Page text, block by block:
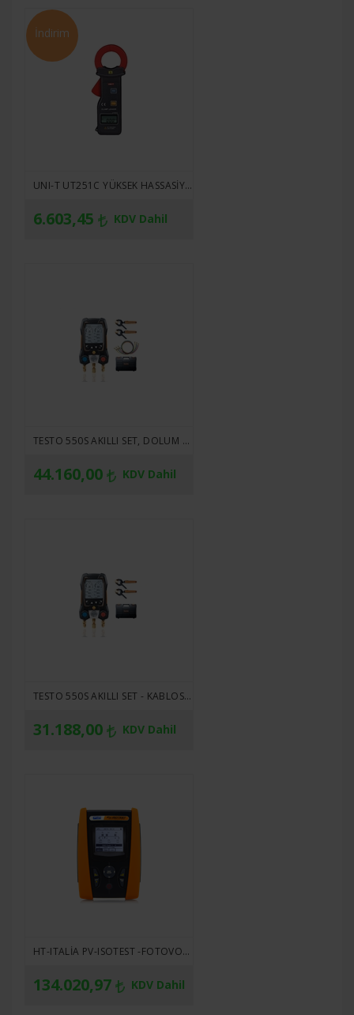
İndirim
UNI-T UT251C YÜKSEK HASSASIYETLI KAÇAK AKIM PENSAMPERMETRE
6.603,45 KDV Dahil
TESTO 550S AKILLI SET, DOLUM HORTUMLU - KABLOSUZ KELEPÇELI SICAKLIK PROBLARINA SAHIP AKILLI DIJITAL MANIFOLD VE 3 HORTUMLU HORTUM DOLDURMA SETI ( ÜRÜN NO: 0564 5503 )
44.160,00 KDV Dahil
TESTO 550S AKILLI SET - KABLOSUZ KELEPÇE SICAKLIK PROBLARINA SAHIP AKILLI DIJITAL MANIFOLD ( ÜRÜN NO: 0564 5502 )
31.188,00 KDV Dahil
HT-ITALIA PV-ISOTEST -FOTOVOLTAIK SISTEMLERIN ELEKTRIKSEL GÜVENLIĞI VE PERFORMANS KONTROLÜ TEST CIHAZI
134.020,97 KDV Dahil